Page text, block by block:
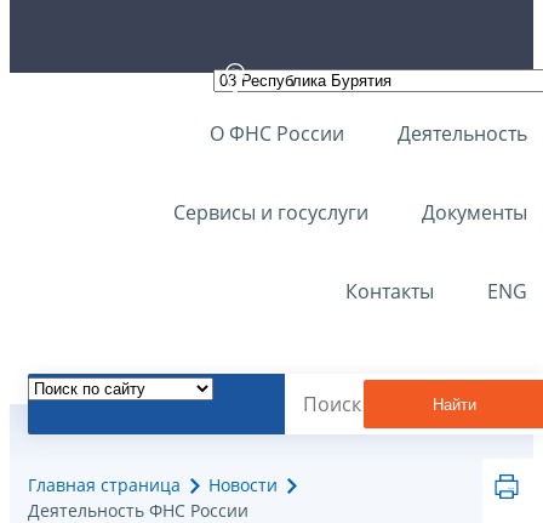
О ФНС России Деятельность
Сервисы и госуслуги Документы
Контакты ENG
Найти
Главная страница
Новости
Деятельность ФНС России